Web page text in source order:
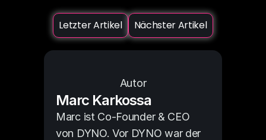
Letzter Artikel Nächster Artikel
Autor
Marc Karkossa
Marc ist Co-Founder & CEO
von DYNO. Vor DYNO war der